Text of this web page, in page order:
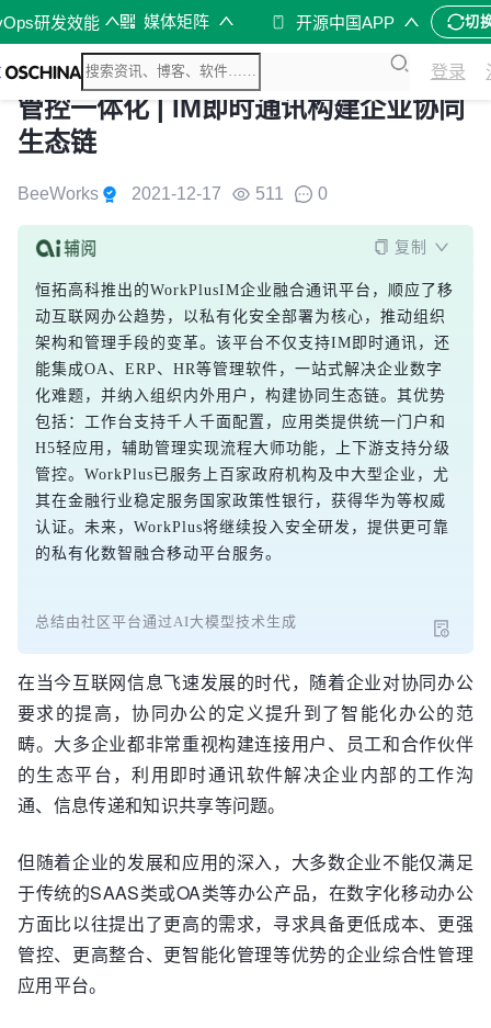
研发效能 媒体矩阵 开源中国APP 切
登录
管控一体化 | IM即时通讯构建企业协同
生态链
BeeWorks 2021-12-17 511 0
复制
恒拓高科推出的WorkPlusIM企业融合通讯平台，顺应了移
动互联网办公趋势，以私有化安全部署为核心，推动组织
架构和管理手段的变革。该平台不仅支持IM即时通讯，还
能集成OA、ERP、HR等管理软件，一站式解决企业数字
化难题，并纳入组织内外用户，构建协同生态链。其优势
包括：工作台支持千人千面配置，应用类提供统一门户和
H5轻应用，辅助管理实现流程大师功能，上下游支持分级
管控。WorkPlus已服务上百家政府机构及中大型企业，尤
其在金融行业稳定服务国家政策性银行，获得华为等权威
认证。未来，WorkPlus将继续投入安全研发，提供更可靠
的私有化数智融合移动平台服务。
总结由社区平台通过AI大模型技术生成
在当今互联网信息飞速发展的时代，随着企业对协同办公
要求的提高，协同办公的定义提升到了智能化办公的范
畴。大多企业都非常重视构建连接用户、员工和合作伙伴
的生态平台，利用即时通讯软件解决企业内部的工作沟
通、信息传递和知识共享等问题。
但随着企业的发展和应用的深入，大多数企业不能仅满足
于传统的SAAS类或OA类等办公产品，在数字化移动办公
方面比以往提出了更高的需求，寻求具备更低成本、更强
管控、更高整合、更智能化管理等优势的企业综合性管理
应用平台。